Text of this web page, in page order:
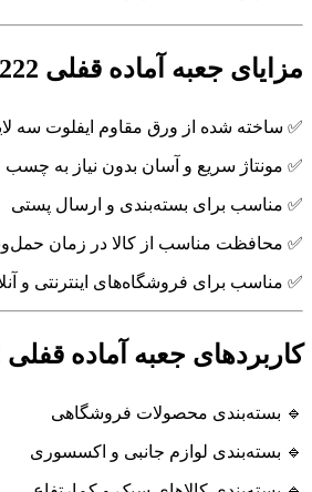
مزایای جعبه آماده قفلی d222 ⭐
✅ ساخته شده از ورق مقاوم ایفلوت سه
✅ مونتاژ سریع و آسان بدون نیاز به چسب
✅ مناسب برای بسته‌بندی و ارسال پستی
✅ محافظت مناسب از کالا در زمان
✅ مناسب برای فروشگاه‌های اینترنتی و
کاربردهای جعبه آماده قفلی d222 📦
🔹 بسته‌بندی محصولات فروشگاهی
🔹 بسته‌بندی لوازم جانبی و اکسسوری